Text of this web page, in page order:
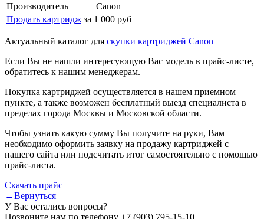
Производитель
Canon
Продать картридж за 1 000 руб
Актуальный каталог для скупки картриджей Canon
Если Вы не нашли интересующую Вас модель в прайс-листе,
обратитесь к нашим менеджерам.
Покупка картриджей осуществляется в нашем приемном
пункте, а также возможен бесплатный выезд специалиста в
пределах города Москвы и Московской области.
Чтобы узнать какую сумму Вы получите на руки, Вам
необходимо оформить заявку на продажу картриджей с
нашего сайта или подсчитать итог самостоятельно с помощью
прайс-листа.
Скачать прайс
←Вернуться
У Вас остались вопросы?
Позвоните нам по телефону +7 (903) 795-15-10